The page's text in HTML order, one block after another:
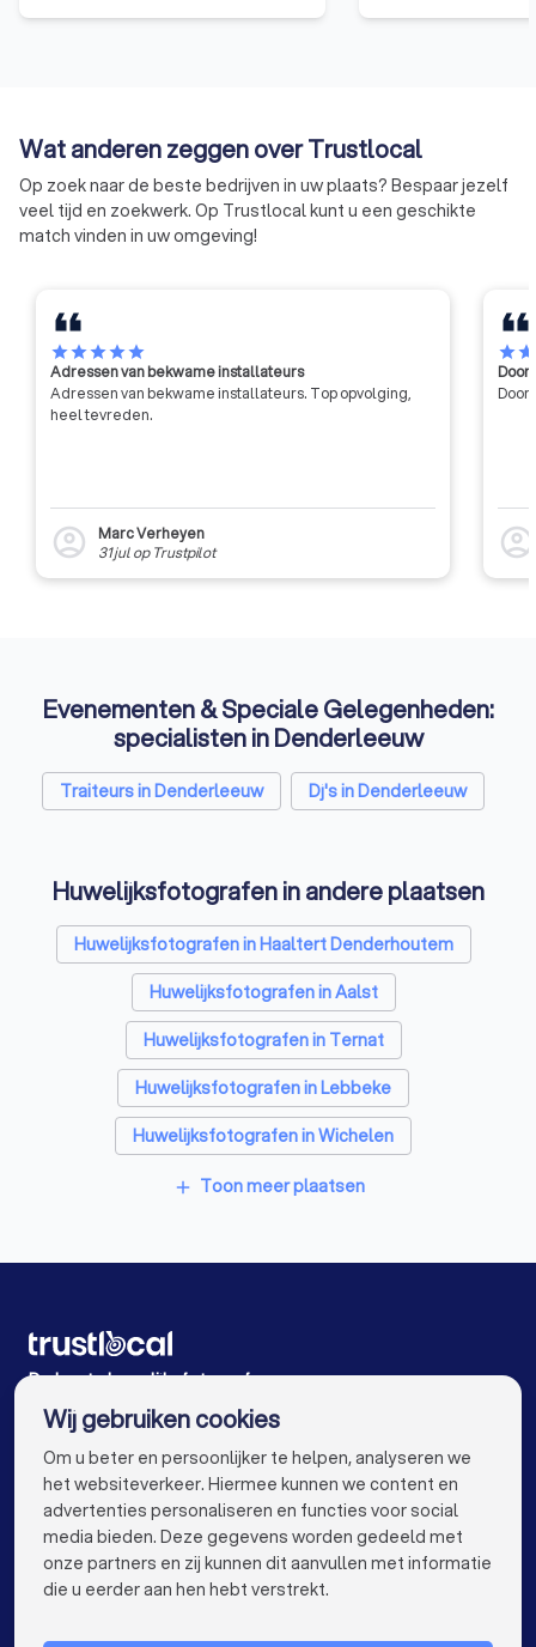
kwaliteitsverhoging, de promotie
van de fotografie en de
collegialiteit tussen
vakfotografen staan daarbij
voorop.
professionele
de beste
doen.
Wat anderen zeggen over Trustlocal
Op zoek naar de beste bedrijven in uw plaats? Bespaar jezelf
veel tijd en zoekwerk. Op Trustlocal kunt u een geschikte
match vinden in uw omgeving!
starstarstarstarstar
Adressen van bekwame installateurs
Adressen van bekwame installateurs. Top opvolging,
heel tevreden.
account_circle
Marc Verheyen
31 julop Trustpilot
starstar
Door
Door
account_circle
Evenementen & Speciale Gelegenheden:
specialisten in Denderleeuw
Traiteurs in Denderleeuw Dj's in Denderleeuw
Huwelijksfotografen in andere plaatsen
Huwelijksfotografen in Haaltert Denderhoutem
Huwelijksfotografen in Aalst
Huwelijksfotografen in Ternat
Huwelijksfotografen in Lebbeke
Huwelijksfotografen in Wichelen
Huwelijksfotografen in Merchtem
Huwelijksfotografen in Lokeren
Huwelijksfotografen in Gavere Baaigem
Huwelijksfotografen in Antwerpen
Huwelijksfotografen in Gent
Huwelijksfotografen in Brugge
Huwelijksfotografen in Leuven
add Toon meer plaatsen
De beste huwelijksfotografen voor u
VOOR PARTICULIEREN keyboard_arrow_down
Wij gebruiken cookies
Om u beter en persoonlijker te helpen, analyseren we
het websiteverkeer. Hiermee kunnen we content en
advertenties personaliseren en functies voor social
media bieden. Deze gegevens worden gedeeld met
onze partners en zij kunnen dit aanvullen met informatie
die u eerder aan hen hebt verstrekt.